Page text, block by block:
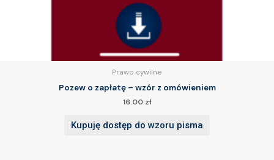
Prawo cywilne
Pozew o zapłatę – wzór z omówieniem
16.00 zł
Kupuję dostęp do wzoru pisma